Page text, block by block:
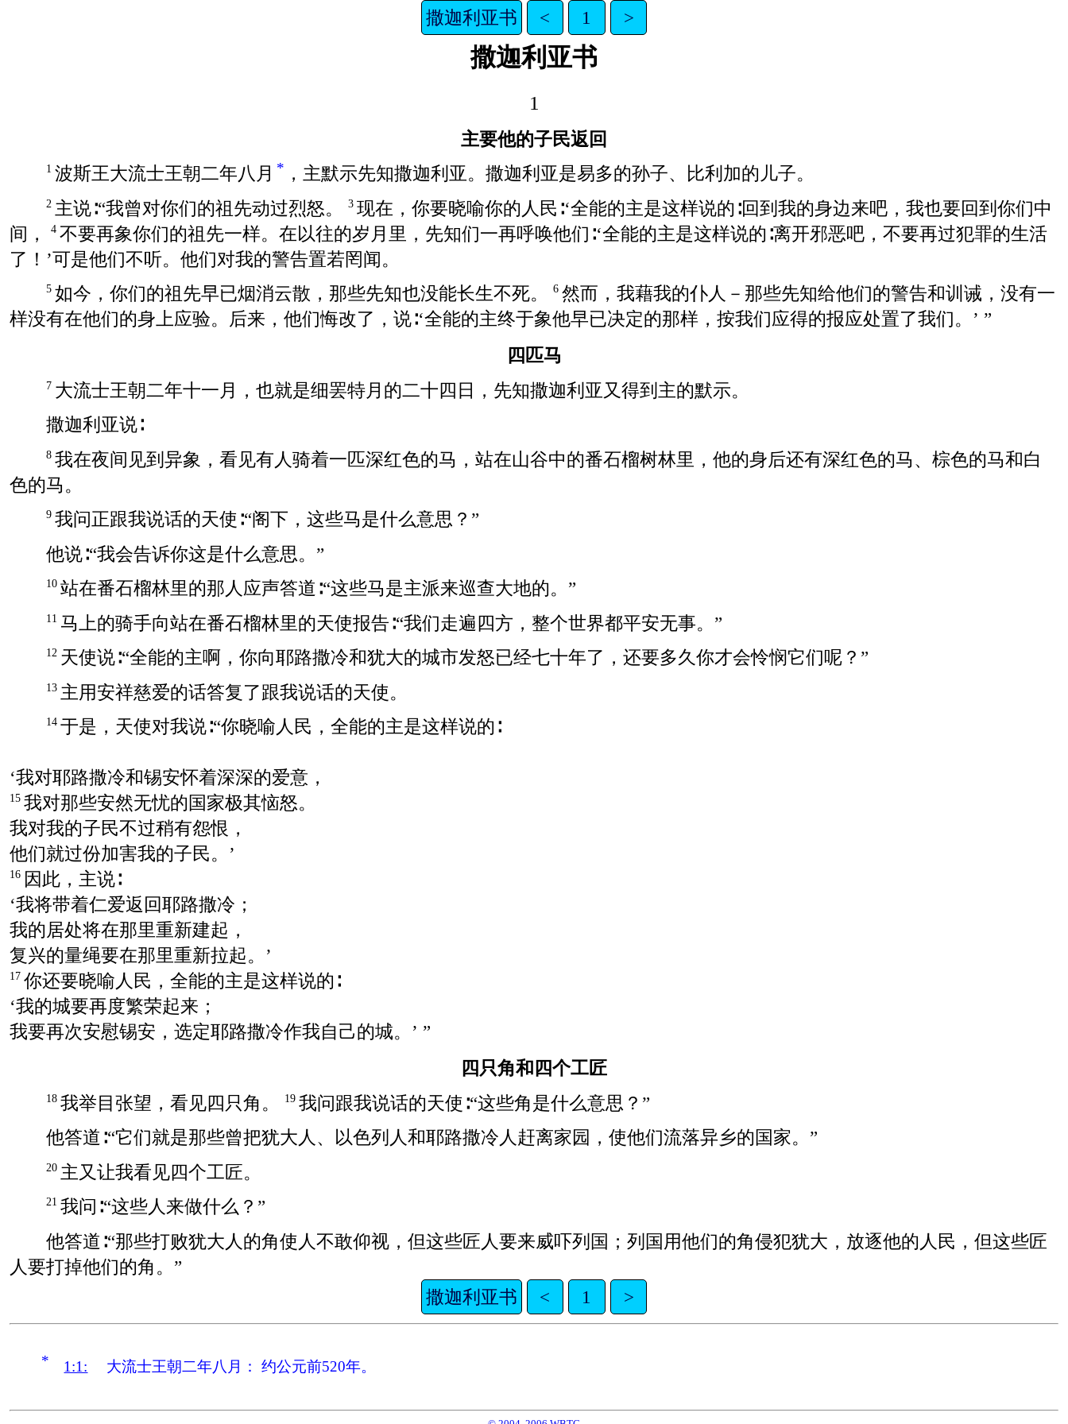
撒迦利亚书 < 1 >
撒迦利亚书
1
主要他的子民返回
1 波斯王大流士王朝二年八月 * ，主默示先知撒迦利亚。撒迦利亚是易多的孙子、比利加的儿子。
2 主说∶“我曾对你们的祖先动过烈怒。 3 现在，你要晓喻你的人民∶‘全能的主是这样说的∶回到我的身边来吧，我也要回到你们中
间，
4 不要再象你们的祖先一样。在以往的岁月里，先知们一再呼唤他们∶‘全能的主是这样说的∶离开邪恶吧，不要再过犯罪的生活
了！’可是他们不听。他们对我的警告置若罔闻。
5 如今，你们的祖先早已烟消云散，那些先知也没能长生不死。 6 然而，我藉我的仆人－那些先知给他们的警告和训诫，没有一
样没有在他们的身上应验。后来，他们悔改了，说∶‘全能的主终于象他早已决定的那样，按我们应得的报应处置了我们。’ ”
四匹马
7 大流士王朝二年十一月，也就是细罢特月的二十四日，先知撒迦利亚又得到主的默示。
撒迦利亚说∶
8 我在夜间见到异象，看见有人骑着一匹深红色的马，站在山谷中的番石榴树林里，他的身后还有深红色的马、棕色的马和白
色的马。
9 我问正跟我说话的天使∶“阁下，这些马是什么意思？”
他说∶“我会告诉你这是什么意思。”
10 站在番石榴林里的那人应声答道∶“这些马是主派来巡查大地的。”
11 马上的骑手向站在番石榴林里的天使报告∶“我们走遍四方，整个世界都平安无事。”
12 天使说∶“全能的主啊，你向耶路撒冷和犹大的城市发怒已经七十年了，还要多久你才会怜悯它们呢？”
13 主用安祥慈爱的话答复了跟我说话的天使。
14 于是，天使对我说∶“你晓喻人民，全能的主是这样说的∶
‘我对耶路撒冷和锡安怀着深深的爱意，
15 我对那些安然无忧的国家极其恼怒。
我对我的子民不过稍有怨恨，
他们就过份加害我的子民。’
16 因此，主说∶
‘我将带着仁爱返回耶路撒冷；
我的居处将在那里重新建起，
复兴的量绳要在那里重新拉起。’
17 你还要晓喻人民，全能的主是这样说的∶
‘我的城要再度繁荣起来；
我要再次安慰锡安，选定耶路撒冷作我自己的城。’ ”
四只角和四个工匠
18 我举目张望，看见四只角。 19 我问跟我说话的天使∶“这些角是什么意思？”
他答道∶“它们就是那些曾把犹大人、以色列人和耶路撒冷人赶离家园，使他们流落异乡的国家。”
20 主又让我看见四个工匠。
21 我问∶“这些人来做什么？”
他答道∶“那些打败犹大人的角使人不敢仰视，但这些匠人要来威吓列国；列国用他们的角侵犯犹大，放逐他的人民，但这些匠
人要打掉他们的角。”
撒迦利亚书
< 1 >
* 1:1: 大流士王朝二年八月：约公元前520年。